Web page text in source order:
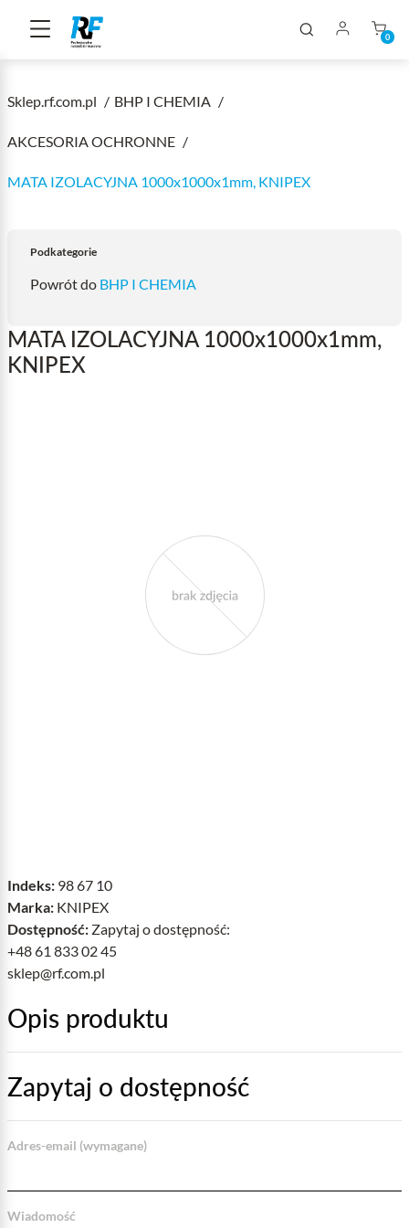
0
Sklep.rf.com.pl BHP I CHEMIA
AKCESORIA OCHRONNE
MATA IZOLACYJNA 1000x1000x1mm, KNIPEX
Podkategorie
Powrót do BHP I CHEMIA
MATA IZOLACYJNA 1000x1000x1mm,
KNIPEX
Indeks: 98 67 10
Marka: KNIPEX
Dostępność: Zapytaj o dostępność:
+48 61 833 02 45
sklep@rf.com.pl
Opis produktu
Zapytaj o dostępność
Adres-email (wymagane)
Wiadomość